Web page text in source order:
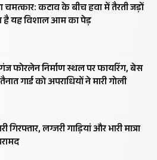
चमत्कार: कटाव के बीच हवा में तैरती जड़ों
है यह विशाल आम का पेड़
फोरलेन निर्माण स्थल पर फायरिंग, बेस
गार्ड को अपराधियों ने मारी गोली
गिरफ्तार, लग्जरी गाड़ियां और भारी मात्रा